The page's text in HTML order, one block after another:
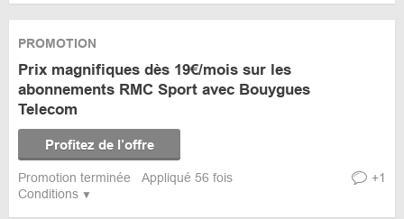
Conditions
PROMOTION
Prix magnifiques dès 19€/mois sur les
abonnements RMC Sport avec Bouygues
Telecom
Profitez de l’offre
Promotion terminée Appliqué 56 fois +1